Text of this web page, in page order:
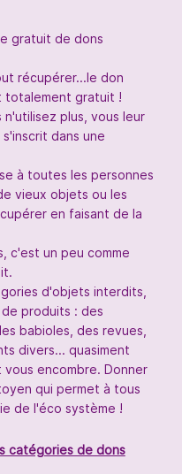
gratuit de dons
récupérer...le don
gratuit !
plus, vous leur
dans une
à toutes les personnes
vieux objets ou les
en faisant de la
c'est un peu comme
d'objets interdits,
produits : des
babioles, des revues,
divers... quasiment
encombre. Donner
qui permet à tous
de l'éco système !
catégories de dons